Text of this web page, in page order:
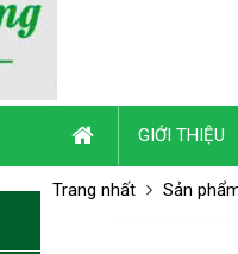
GIỚI THIỆU
Trang nhất Sản